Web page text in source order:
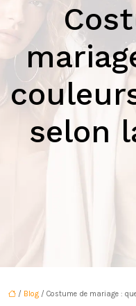
selon
/ Blog / Costume de mariage :